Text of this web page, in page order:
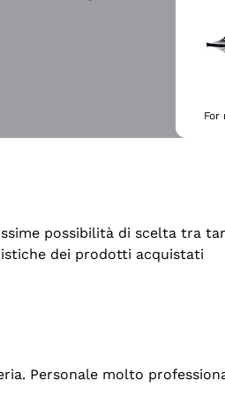
possibilità di scelta tra
dei prodotti acquistati
Personale molto
For